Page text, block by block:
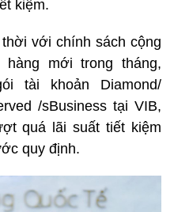
kiệm.
với chính sách cộng
mới trong tháng,
tài khoản Diamond/
/sBusiness tại VIB,
quá lãi suất tiết kiệm
quy định.